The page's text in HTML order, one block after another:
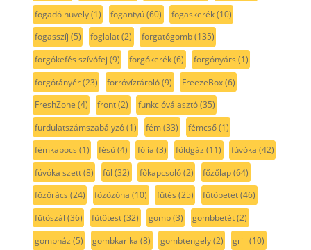
fogadó hüvely(1) fogantyú(60) fogaskerék(10)
fogasszíj (5) foglalat(2) forgatógomb(135)
forgókefés szívófej (9) forgókerék(6) forgónyárs (1)
forgótányér(23) forróvíztároló(9) FreezeBox(6)
FreshZone (4) front(2) funkcióválasztó(35)
furdulatszámszabályzó(1) fém(33) fémcső(1)
fémkapocs (1) fésű(4) fólia (3) földgáz (11) fúvóka (42)
fúvóka szett(8) fül (32) főkapcsoló(2) főzőlap(64)
főzőrács (24) főzőzóna (10) fűtés (25) fűtőbetét(46)
fűtőszál (36) fűtőtest(32) gomb(3) gombbetét(2)
gombház (5) gombkarika (8) gombtengely(2) grill (10)